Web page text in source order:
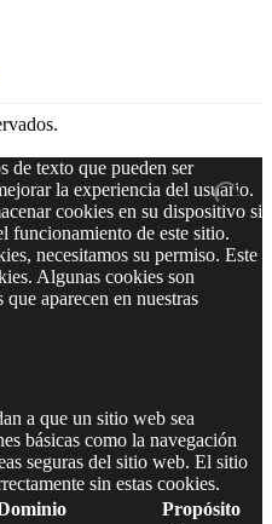
de texto que pueden ser
la experiencia del usuario.
cookies en su dispositivo si
funcionamiento de este sitio.
necesitamos su permiso. Este
Algunas cookies son
aparecen en nuestras
a que un sitio web sea
básicas como la navegación
seguras del sitio web. El sitio
sin estas cookies.
Propósito